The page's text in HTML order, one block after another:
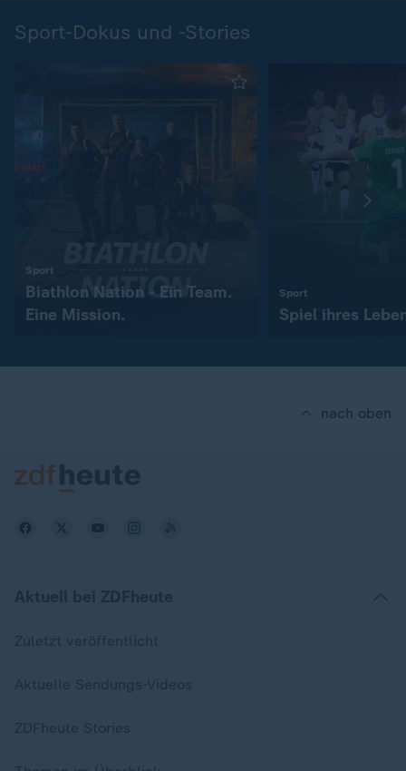
Sport-Dokus und -Stories
Sport
Biathlon Nation - Ein Team.
Eine Mission.
Sport
Spiel ihres
nach oben